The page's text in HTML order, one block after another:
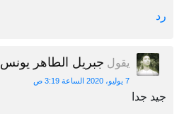
رد
يقول جبريل الطاهر يونس
7 يوليو، 2020 الساعة 3:19 ص
جيد جدا